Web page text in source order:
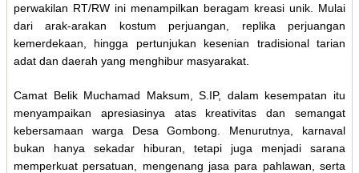
perwakilan RT/RW ini menampilkan beragam kreasi unik. Mulai
dari arak-arakan kostum perjuangan, replika perjuangan
kemerdekaan, hingga pertunjukan kesenian tradisional tarian
adat dan daerah yang menghibur masyarakat.
Camat Belik Muchamad Maksum, S.IP, dalam kesempatan itu
menyampaikan apresiasinya atas kreativitas dan semangat
kebersamaan warga Desa Gombong. Menurutnya, karnaval
bukan hanya sekadar hiburan, tetapi juga menjadi sarana
memperkuat persatuan, mengenang jasa para pahlawan, serta